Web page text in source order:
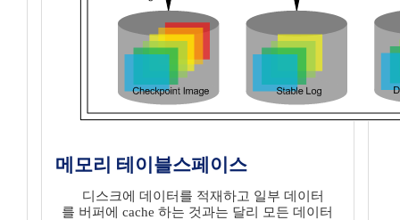
메모리 테이블스페이스
디스크에 데이터를 적재하고 일부 데이터
를 버퍼에 cache 하는 것과는 달리 모든 데이터